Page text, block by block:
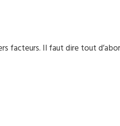
facteurs. Il faut dire tout